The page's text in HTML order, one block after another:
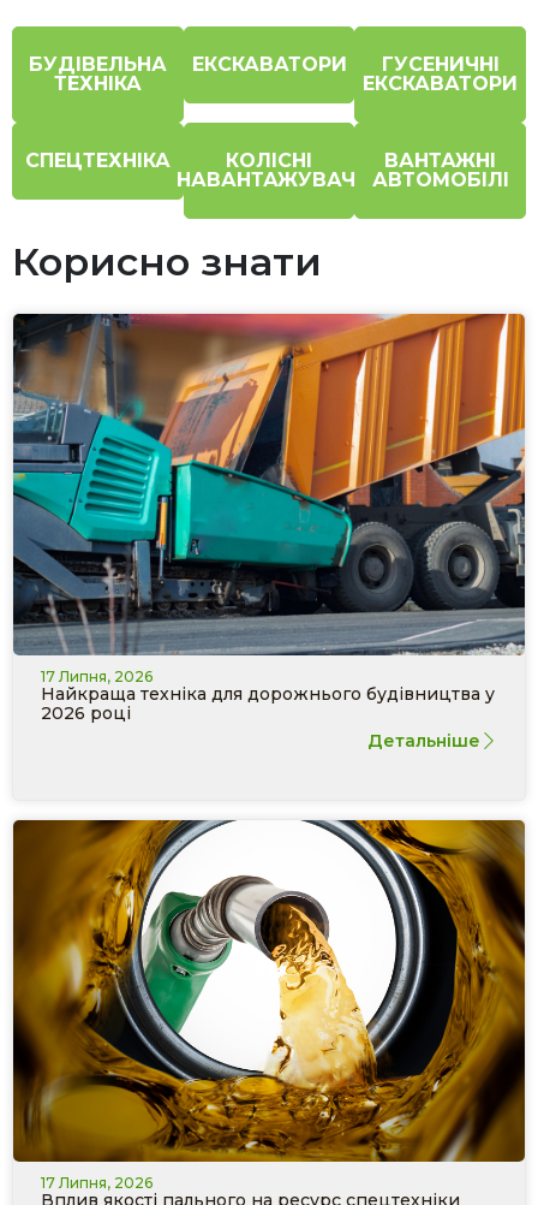
БУДІВЕЛЬНА
ТЕХНІКА
ЕКСКАВАТОРИ
ГУСЕНИЧНІ
ЕКСКАВАТОРИ
СПЕЦТЕХНІКА
КОЛІСНІ
НАВАНТАЖУВАЧІ
ВАНТАЖНІ
АВТОМОБІЛІ
Корисно знати
17 Липня, 2026
Найкраща техніка для дорожнього будівництва у
2026 році
Детальніше
17 Липня, 2026
Вплив якості пального на ресурс спецтехніки